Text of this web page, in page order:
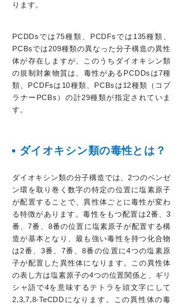
ります。
PCDDsでは75種類、PCDFsでは135種類、
PCBsでは209種類の異なった分子構造の異性
体が存在しますが、このうちダイオキシン類
の規制対象物質は、毒性があるPCDDsは7種
類、PCDFsは10種類、PCBsは12種類（コプ
ラナーPCBs）の計29種類が指定されていま
す。
ダイオキシン類の毒性とは？
ダイオキシン類の分子構造では、2つのベンゼ
ン環を取り巻く数字の特定の位置に塩素原子
が配置することで、異性体ごとに毒性が変わ
る特徴があります。毒性をもつ配置は2番、3
番、7番、8番の位置に塩素原子が配置する構
造が基本となり、最も強い毒性を持つ化合物
は2番、3番、7番、8番の位置に4つの塩素原
子が配置した異性体になります。この異性体
の表し方は塩素原子の4つの位置関係と、ギリ
シャ語で4を意味するテトラを頭文字にして
2,3,7,8-TeCDDになります。この異性体の毒